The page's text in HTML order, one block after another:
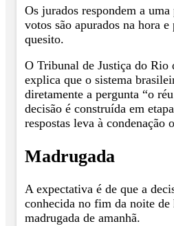
Os jurados respondem a
votos são apurados na hora
quesito.
O Tribunal de Justiça do Rio
explica que o sistema
diretamente a pergunta “o
decisão é construída em
respostas leva à condenação
Madrugada
A expectativa é de que a
conhecida no fim da noite de
madrugada de amanhã.